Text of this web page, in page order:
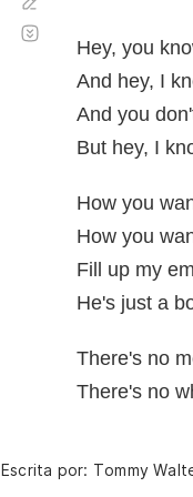
Hey, you
And hey, I
And you
But hey, I
How you
How you
Fill up my
He's just a
There's no
There's no
automático
Escrita por: Tommy